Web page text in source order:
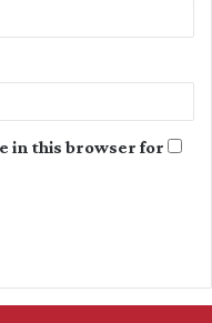
in this browser for